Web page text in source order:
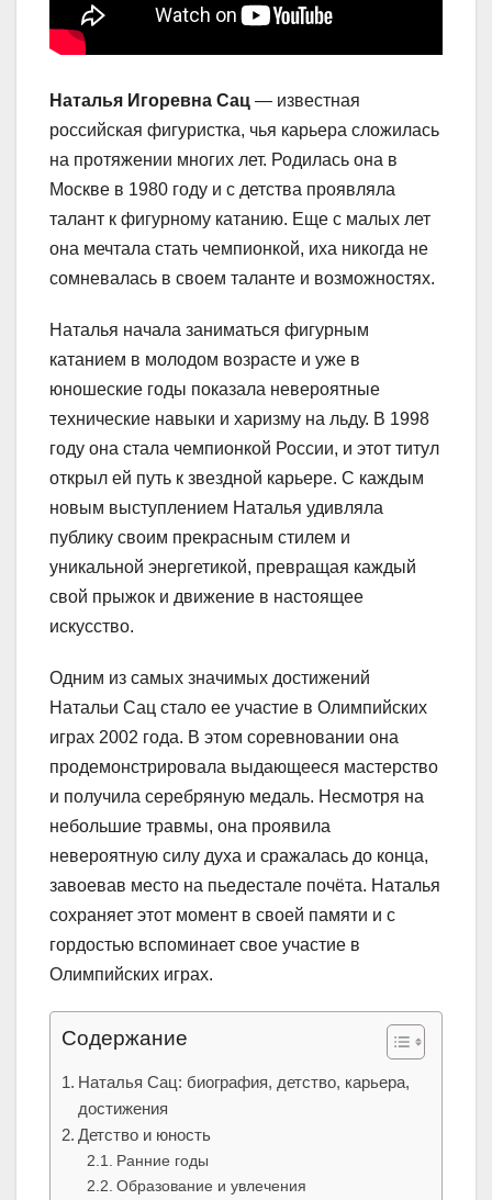
Наталья Игоревна Сац — известная
российская фигуристка, чья карьера сложилась
на протяжении многих лет. Родилась она в
Москве в 1980 году и с детства проявляла
талант к фигурному катанию. Еще с малых лет
она мечтала стать чемпионкой, иха никогда не
сомневалась в своем таланте и возможностях.
Наталья начала заниматься фигурным
катанием в молодом возрасте и уже в
юношеские годы показала невероятные
технические навыки и харизму на льду. В 1998
году она стала чемпионкой России, и этот титул
открыл ей путь к звездной карьере. С каждым
новым выступлением Наталья удивляла
публику своим прекрасным стилем и
уникальной энергетикой, превращая каждый
свой прыжок и движение в настоящее
искусство.
Одним из самых значимых достижений
Натальи Сац стало ее участие в Олимпийских
играх 2002 года. В этом соревновании она
продемонстрировала выдающееся мастерство
и получила серебряную медаль. Несмотря на
небольшие травмы, она проявила
невероятную силу духа и сражалась до конца,
завоевав место на пьедестале почёта. Наталья
сохраняет этот момент в своей памяти и с
гордостью вспоминает свое участие в
Олимпийских играх.
Содержание
Наталья Сац: биография, детство, карьера,
достижения
Детство и юность
Ранние годы
Образование и увлечения